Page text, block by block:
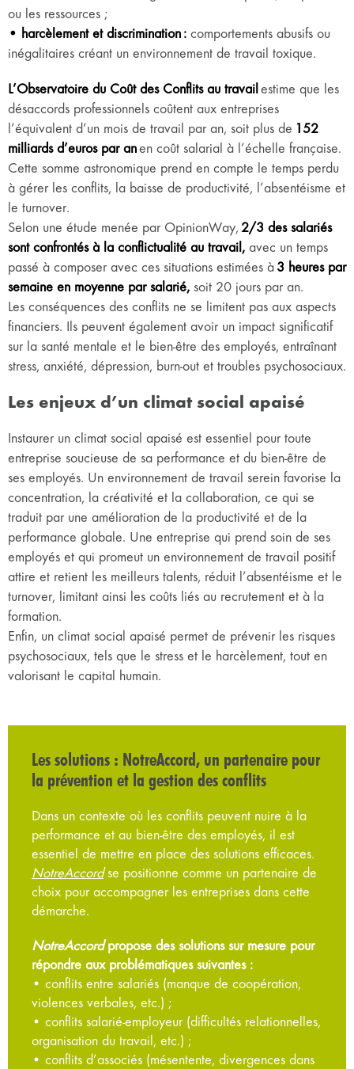
ou les ressources ;
• harcèlement et discrimination : comportements abusifs ou
inégalitaires créant un environnement de travail toxique.
L’Observatoire du Coût des Conflits au travail estime que les
désaccords professionnels coûtent aux entreprises
l’équivalent d’un mois de travail par an, soit plus de 152
milliards d’euros par anen coût salarial à l’échelle française.
Cette somme astronomique prend en compte le temps perdu
à gérer les conflits, la baisse de productivité, l’absentéisme et
le turnover.
Selon une étude menée par OpinionWay, 2/3 des salariés
sont confrontés à la conflictualité au travail, avec un temps
passé à composer avec ces situations estimées à 3 heures par
semaine en moyenne par salarié, soit 20 jours par an.
Les conséquences des conflits ne se limitent pas aux aspects
financiers. Ils peuvent également avoir un impact significatif
sur la santé mentale et le bien-être des employés, entraînant
stress, anxiété, dépression, burn-out et troubles psychosociaux.
Les enjeux d’un climat social apaisé
Instaurer un climat social apaisé est essentiel pour toute
entreprise soucieuse de sa performance et du bien-être de
ses employés. Un environnement de travail serein favorise la
concentration, la créativité et la collaboration, ce qui se
traduit par une amélioration de la productivité et de la
performance globale. Une entreprise qui prend soin de ses
employés et qui promeut un environnement de travail positif
attire et retient les meilleurs talents, réduit l’absentéisme et le
turnover, limitant ainsi les coûts liés au recrutement et à la
formation.
Enfin, un climat social apaisé permet de prévenir les risques
psychosociaux, tels que le stress et le harcèlement, tout en
valorisant le capital humain.
Les solutions : NotreAccord, un partenaire pour
la prévention et la gestion des conflits
Dans un contexte où les conflits peuvent nuire à la
performance et au bien-être des employés, il est
essentiel de mettre en place des solutions efficaces.
NotreAccordse positionne comme un partenaire de
choix pour accompagner les entreprises dans cette
démarche.
NotreAccordpropose des solutions sur mesure pour
répondre aux problématiques suivantes :
• conflits entre salariés (manque de coopération,
violences verbales, etc.) ;
• conflits salarié-employeur (difficultés relationnelles,
organisation du travail, etc.) ;
• conflits d’associés (mésentente, divergences dans